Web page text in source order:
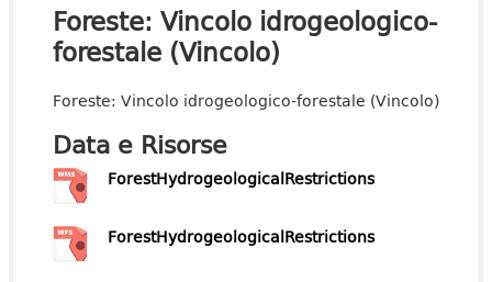
Foreste: Vincolo idrogeologico-
forestale (Vincolo)
Foreste: Vincolo idrogeologico-forestale (Vincolo)
Data e Risorse
ForestHydrogeologicalRestrictions
ForestHydrogeologicalRestrictions